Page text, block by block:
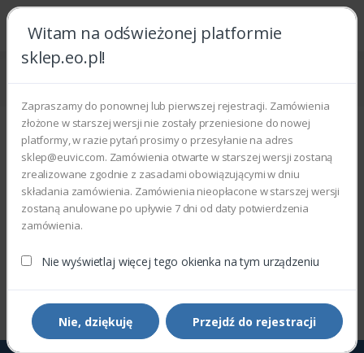
Witam na odświeżonej platformie
sklep.eo.pl!
Zapraszamy do ponownej lub pierwszej rejestracji. Zamówienia
złożone w starszej wersji nie zostały przeniesione do nowej
platformy, w razie pytań prosimy o przesyłanie na adres
sklep@euvic.com. Zamówienia otwarte w starszej wersji zostaną
zrealizowane zgodnie z zasadami obowiązującymi w dniu
składania zamówienia. Zamówienia nieopłacone w starszej wersji
zostaną anulowane po upływie 7 dni od daty potwierdzenia
zamówienia.
Nie wyświetlaj więcej tego okienka na tym urządzeniu
Nie, dziękuję Przejdź do rejestracji
Strona główna Części zamienne
Płyty główne
Wyświetlono 0–0 z 0 wyników
Filtry Sortowanie domyślne
Wyświetlono 0–0 z 0 wyników